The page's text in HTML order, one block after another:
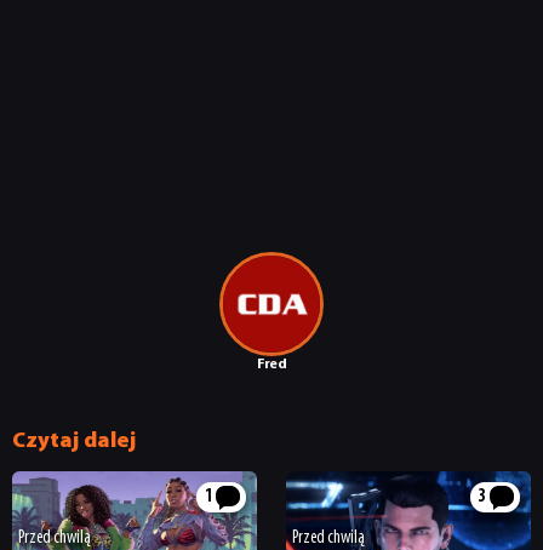
Fred
Czytaj dalej
1
Przed chwilą
3
Przed chwilą